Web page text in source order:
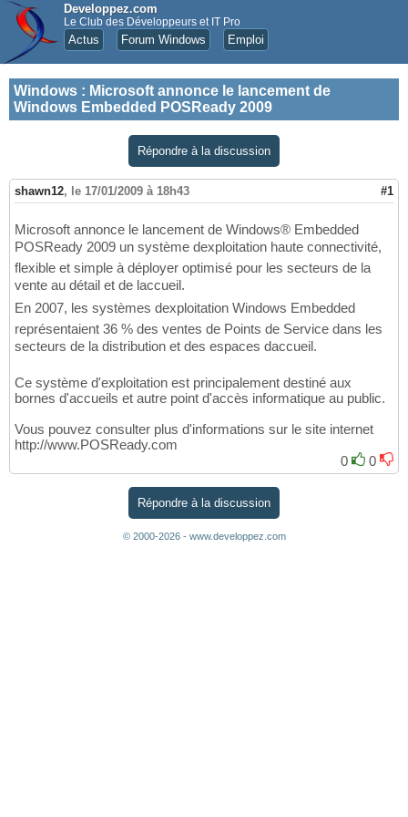
Developpez.com
Le Club des Développeurs et IT Pro
Actus Forum Windows Emploi
Windows : Microsoft annonce le lancement de
Windows Embedded POSReady 2009
Répondre à la discussion
shawn12, le 17/01/2009 à 18h43 #1
Microsoft annonce le lancement de Windows® Embedded
POSReady 2009 un système dexploitation haute connectivité,
flexible et simple à déployer optimisé pour les secteurs de la
vente au détail et de laccueil.
En 2007, les systèmes dexploitation Windows Embedded
représentaient 36 % des ventes de Points de Service dans les
secteurs de la distribution et des espaces daccueil.
Ce système d'exploitation est principalement destiné aux
bornes d'accueils et autre point d'accès informatique au public.
Vous pouvez consulter plus d'informations sur le site internet
http://www.POSReady.com
0
0
Répondre à la discussion
© 2000-2026 - www.developpez.com